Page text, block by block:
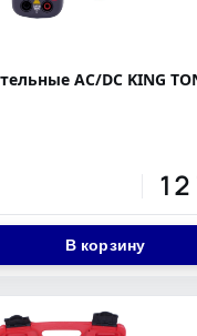
AC/DC KING
В корзину